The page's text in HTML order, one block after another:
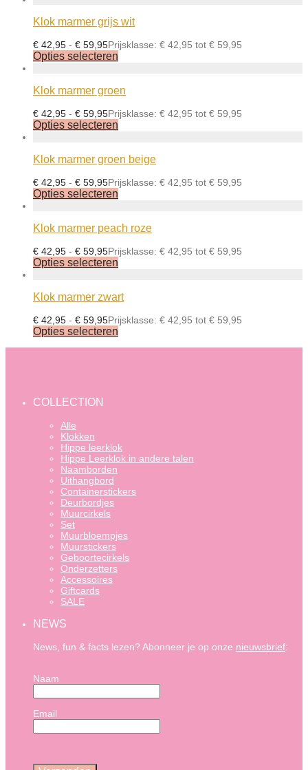
Klok marmer grijs wit
€ 42,95 - € 59,95Prijsklasse: € 42,95 tot € 59,95
Opties selecteren
Klok marmer groen
€ 42,95 - € 59,95Prijsklasse: € 42,95 tot € 59,95
Opties selecteren
Klok marmer groen beige
€ 42,95 - € 59,95Prijsklasse: € 42,95 tot € 59,95
Opties selecteren
Klok marmer peach roze
€ 42,95 - € 59,95Prijsklasse: € 42,95 tot € 59,95
Opties selecteren
Klok marmer zwart
€ 42,95 - € 59,95Prijsklasse: € 42,95 tot € 59,95
Opties selecteren
COLLECTION
Alle
Klokken
Hippe leerklok
Hippe Leerklok in andere talen
Naamborden
Uithangbord
Containerstickers
Deurbordjes
Muurcirkels
Set
Muurbloempjes
Muurstickers
Geboortecirkels
Onderzetters
Accessoires
Giftcards
SALE
NEWS
News, fun & facts lezen? Abonneer je op onze nieuwsbrief:
Naam
Email